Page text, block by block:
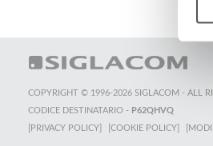
COPYRIGHT © 1996-2026 SIGLACOM - ALL
CODICE DESTINATARIO - P62QHVQ
[PRIVACY POLICY]
[COOKIE POLICY]